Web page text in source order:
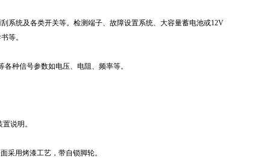
系统及各类开关等。检测端子、故障设置系统、大容量蓄电池或12V
等。
种信号参数如电压、电阻、频率等。
说明。
采用烤漆工艺，带自锁脚轮。